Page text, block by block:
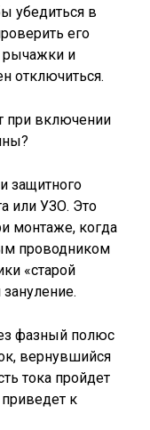
убедиться в
его
рычажки и
отключиться.
защитного
или УЗО. Это
монтаже, когда
проводником
«старой
фазный полюс
вернувшийся
тока пройдет
к